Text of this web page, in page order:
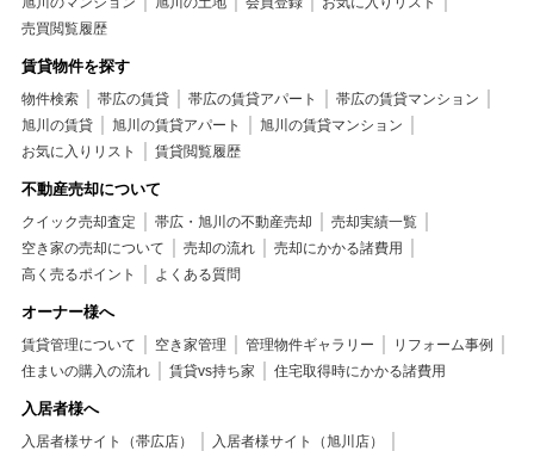
売買閲覧履歴
賃貸物件を探す
物件検索 帯広の賃貸 帯広の賃貸アパート
帯広の賃貸マンション
旭川の賃貸
旭川の賃貸アパート
旭川の賃貸マンション
お気に入りリスト
賃貸閲覧履歴
不動産売却について
クイック売却査定 帯広・旭川の不動産売却
売却実績一覧
空き家の売却について
売却の流れ
売却にかかる諸費用
高く売るポイント
よくある質問
オーナー様へ
賃貸管理について 空き家管理 管理物件ギャラリー
リフォーム事例
住まいの購入の流れ
賃貸vs持ち家 住宅取得時にかかる諸費用
入居者様へ
入居者様サイト（帯広店）
入居者様サイト（旭川店）